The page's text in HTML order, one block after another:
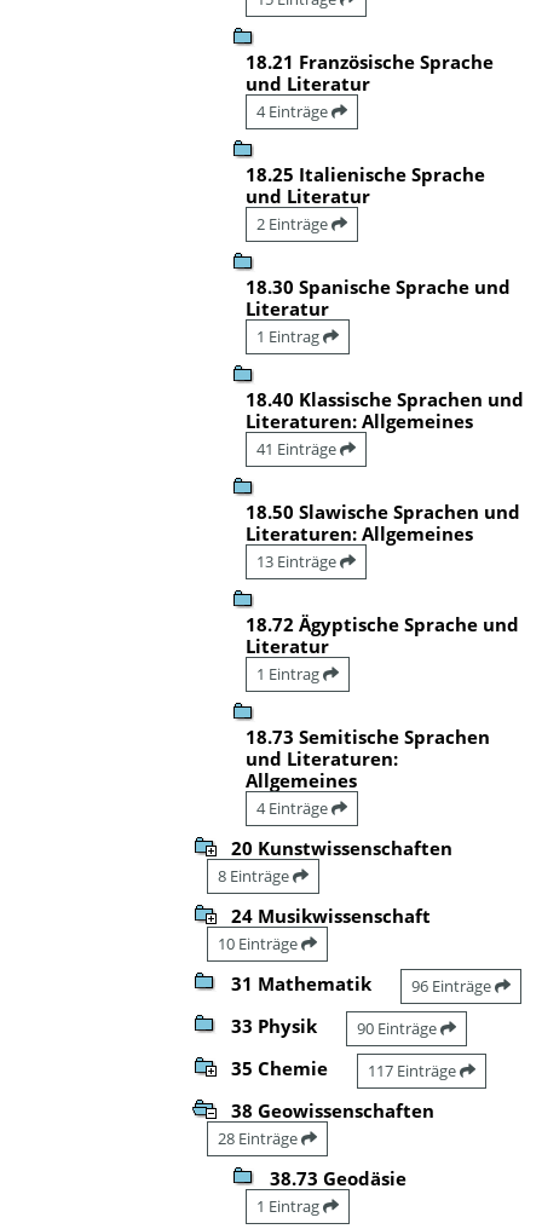
18.21 Französische Sprache
und Literatur
4 Einträge
18.25 Italienische Sprache
und Literatur
2 Einträge
18.30 Spanische Sprache und
Literatur
1 Eintrag
18.40 Klassische Sprachen und
Literaturen: Allgemeines
41 Einträge
18.50 Slawische Sprachen und
Literaturen: Allgemeines
13 Einträge
18.72 Ägyptische Sprache und
Literatur
1 Eintrag
18.73 Semitische Sprachen
und Literaturen:
Allgemeines
4 Einträge
20 Kunstwissenschaften
8 Einträge
24 Musikwissenschaft
10 Einträge
31 Mathematik 96 Einträge
33 Physik 90 Einträge
35 Chemie 117 Einträge
38 Geowissenschaften
28 Einträge
38.73 Geodäsie
1 Eintrag